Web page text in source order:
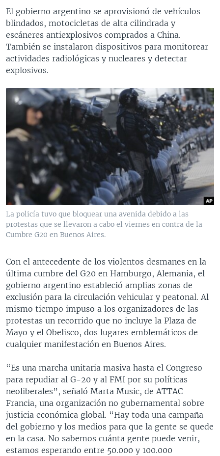
El gobierno argentino se aprovisionó de vehículos
blindados, motocicletas de alta cilindrada y
escáneres antiexplosivos comprados a China.
También se instalaron dispositivos para monitorear
actividades radiológicas y nucleares y detectar
explosivos.
La policía tuvo que bloquear una avenida debido a las
protestas que se llevaron a cabo el viernes en contra de la
Cumbre G20 en Buenos Aires.
Con el antecedente de los violentos desmanes en la
última cumbre del G20 en Hamburgo, Alemania, el
gobierno argentino estableció amplias zonas de
exclusión para la circulación vehicular y peatonal. Al
mismo tiempo impuso a los organizadores de las
protestas un recorrido que no incluye la Plaza de
Mayo y el Obelisco, dos lugares emblemáticos de
cualquier manifestación en Buenos Aires.
“Es una marcha unitaria masiva hasta el Congreso
para repudiar al G-20 y al FMI por su políticas
neoliberales”, señaló Marta Music, de ATTAC
Francia, una organización no gubernamental sobre
justicia económica global. “Hay toda una campaña
del gobierno y los medios para que la gente se quede
en la casa. No sabemos cuánta gente puede venir,
estamos esperando entre 50.000 y 100.000